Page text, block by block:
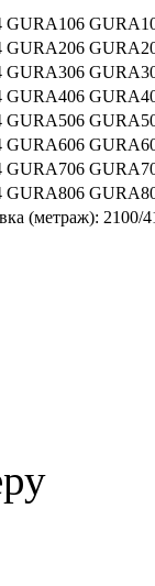
GURA106
GURA206
GURA306
GURA406
GURA506
GURA606
GURA706
GURA806
(метраж): 2100/